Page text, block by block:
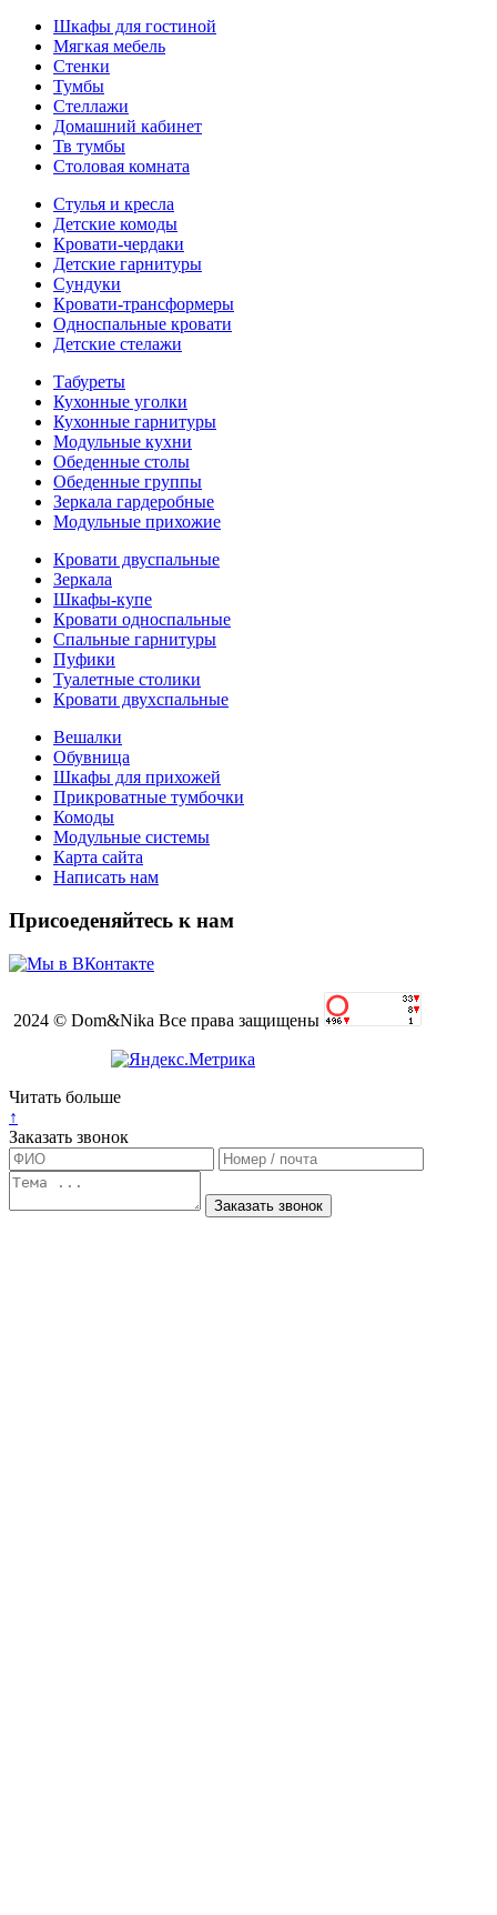
Шкафы для гостиной
Мягкая мебель
Стенки
Тумбы
Стеллажи
Домашний кабинет
Тв тумбы
Столовая комната
Стулья и кресла
Детские комоды
Кровати-чердаки
Детские гарнитуры
Сундуки
Кровати-трансформеры
Односпальные кровати
Детские стелажи
Табуреты
Кухонные уголки
Кухонные гарнитуры
Модульные кухни
Обеденные столы
Обеденные группы
Зеркала гардеробные
Модульные прихожие
Кровати двуспальные
Зеркала
Шкафы-купе
Кровати односпальные
Спальные гарнитуры
Пуфики
Туалетные столики
Кровати двухспальные
Вешалки
Обувница
Шкафы для прихожей
Прикроватные тумбочки
Комоды
Модульные системы
Карта сайта
Написать нам
Присоеденяйтесь к нам
2024 © Dom&Nika Все права защищены
Читать больше
↑
Заказать звонок